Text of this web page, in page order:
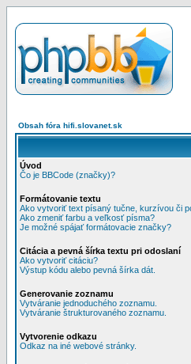
Obsah fóra hifi.slovanet.sk
Úvod
Čo je BBCode (značky)?
Formátovanie textu
Ako vytvoriť text písaný tučne, kurzívou či
Ako zmeniť farbu a veľkosť písma?
Je možné spájať formátovacie značky?
Citácia a pevná šírka textu pri odoslaní
Ako vytvoriť citáciu?
Výstup kódu alebo pevná šírka dát.
Generovanie zoznamu
Vytváranie jednoduchého zoznamu.
Vytváranie štrukturovaného zoznamu.
Vytvorenie odkazu
Odkaz na iné webové stránky.